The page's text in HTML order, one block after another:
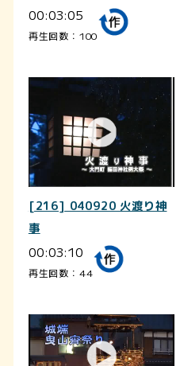
00:03:05
再生回数：100
[216] 040920 火渡り神
事
00:03:10
再生回数：44